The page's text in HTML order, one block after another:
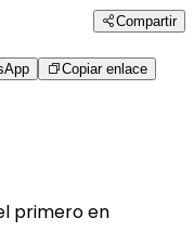
Compartir
Copiar enlace
primero en